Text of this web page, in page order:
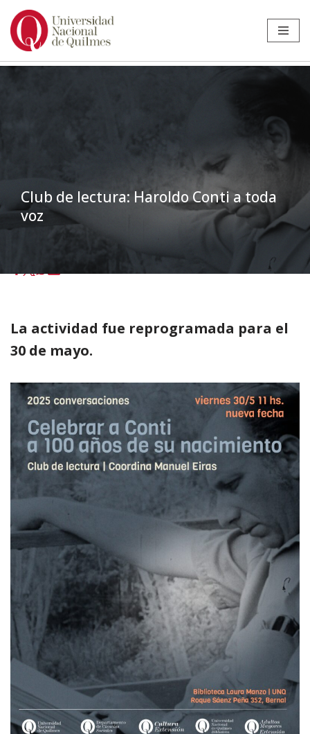
Ir
contenido
Club de lectura: Haroldo Conti a toda
voz
Inicio Noticias
Club de lectura: Haroldo Conti a toda
La actividad fue reprogramada para el
30 de mayo.